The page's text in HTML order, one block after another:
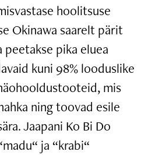
hoolitsuse
Okinawa saarelt pärit
pika eluea
kuni 98% looduslike
mis
ning toovad esile
Jaapani Ko Bi Do
ja “krabi“